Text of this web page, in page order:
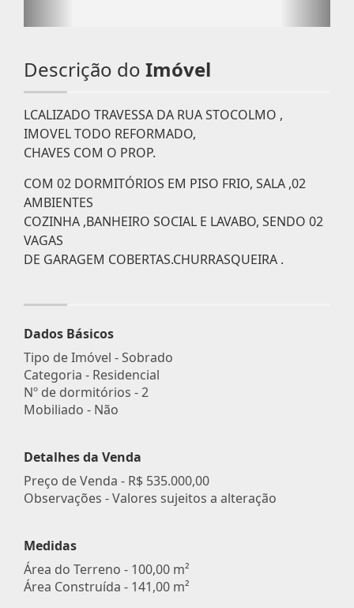
Descrição do Imóvel
LCALIZADO TRAVESSA DA RUA STOCOLMO ,
IMOVEL TODO REFORMADO,
CHAVES COM O PROP.
COM 02 DORMITÓRIOS EM PISO FRIO, SALA ,02
AMBIENTES
COZINHA ,BANHEIRO SOCIAL E LAVABO, SENDO 02
VAGAS
DE GARAGEM COBERTAS.CHURRASQUEIRA .
Dados Básicos
Tipo de Imóvel - Sobrado
Categoria - Residencial
Nº de dormitórios - 2
Mobiliado - Não
Detalhes da Venda
Preço de Venda - R$ 535.000,00
Observações - Valores sujeitos a alteração
Medidas
Área do Terreno - 100,00 m²
Área Construída - 141,00 m²